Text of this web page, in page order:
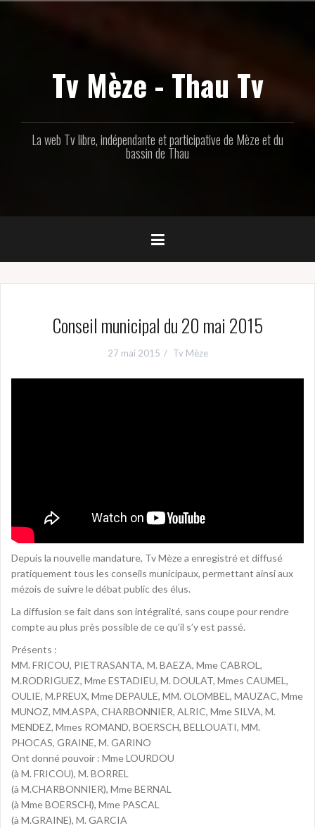
Tv Mèze - Thau Tv
La web Tv libre, indépendante et participative de Mèze et du
bassin de Thau
Conseil municipal du 20 mai 2015
27 mai 2015 Tv Mèze
Depuis la nouvelle mandature, Tv Mèze a enregistré et diffusé
pratiquement tous les conseils municipaux, permettant ainsi aux
mézois de suivre le débat public des élus.
La diffusion se fait dans son intégralité, sans coupe pour rendre
compte au plus près possible de ce qu’il s’y est passé.
Présents :
MM. FRICOU, PIETRASANTA, M. BAEZA, Mme CABROL,
M.RODRIGUEZ, Mme ESTADIEU, M. DOULAT, Mmes CAUMEL,
OULIE, M.PREUX, Mme DEPAULE, MM. OLOMBEL, MAUZAC, Mme
MUNOZ, MM.ASPA, CHARBONNIER, ALRIC, Mme SILVA, M.
MENDEZ, Mmes ROMAND, BOERSCH, BELLOUATI, MM.
PHOCAS, GRAINE, M. GARINO
Ont donné pouvoir : Mme LOURDOU
(à M. FRICOU), M. BORREL
(à M.CHARBONNIER), Mme BERNAL
(à Mme BOERSCH), Mme PASCAL
(à M.GRAINE), M. GARCIA